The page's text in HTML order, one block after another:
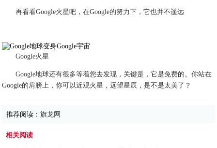
再看看Google火星吧，在Google的努力下，它也并不遥远
Google火星
Google地球还有很多等着您去发现，关键是，它是免费的。你站在
Google的肩膀上，你可以近观火星，远望星辰，是不是太美了？
推荐阅读：旗龙网
相关阅读